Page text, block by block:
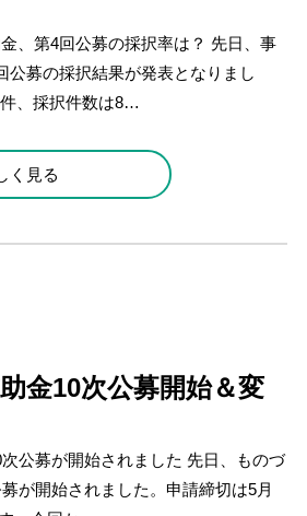
、第4回公募の採択率は？ 先日、事
公募の採択結果が発表となりまし
、採択件数は8…
く見る
金10次公募開始＆変
公募が開始されました 先日、ものづ
が開始されました。申請締切は5月